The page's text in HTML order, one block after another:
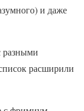
и даже
разными
расширили